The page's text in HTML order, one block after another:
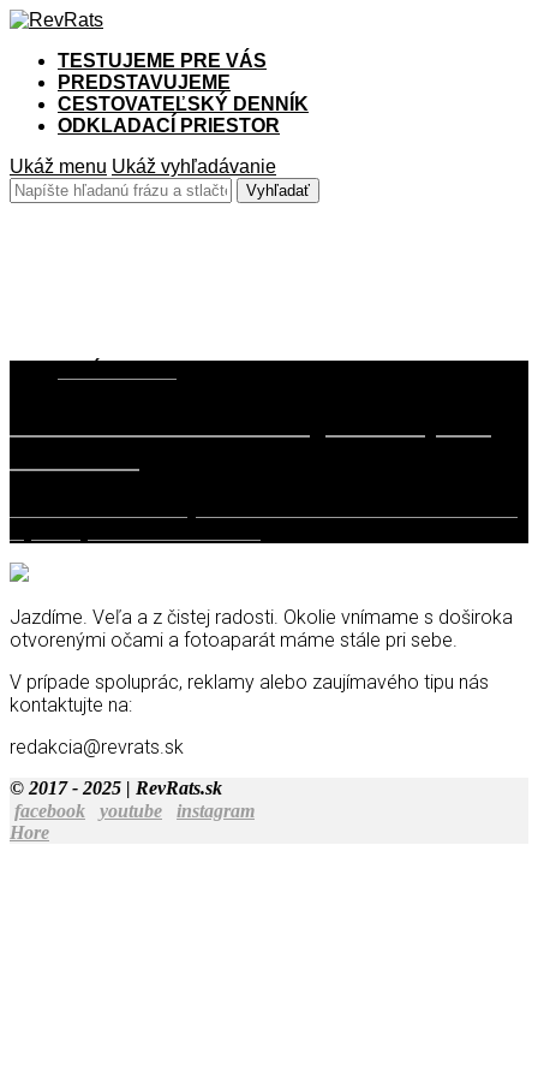
TESTUJEME PRE VÁS
PREDSTAVUJEME
CESTOVATEĽSKÝ DENNÍK
ODKLADACÍ PRIESTOR
Ukáž menu Ukáž vyhľadávanie
Jazdíme. Veľa a z čistej radosti. Okolie vnímame s doširoka
otvorenými očami a fotoaparát máme stále pri sebe.
V prípade spoluprác, reklamy alebo zaujímavého tipu nás
kontaktujte na:
redakcia@revrats.sk
© 2017 - 2025 | RevRats.sk
facebook
youtube
instagram
Hore